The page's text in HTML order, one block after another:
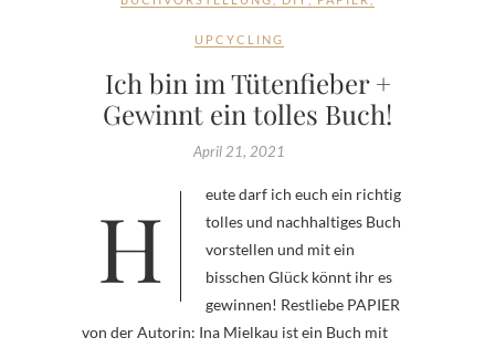
UPCYCLING
Ich bin im Tütenfieber +
Gewinnt ein tolles Buch!
April 21, 2021
Heute darf ich euch ein richtig
tolles und nachhaltiges Buch
vorstellen und mit ein
bisschen Glück könnt ihr es
gewinnen! Restliebe PAPIER
von der Autorin: Ina Mielkau ist ein Buch mit